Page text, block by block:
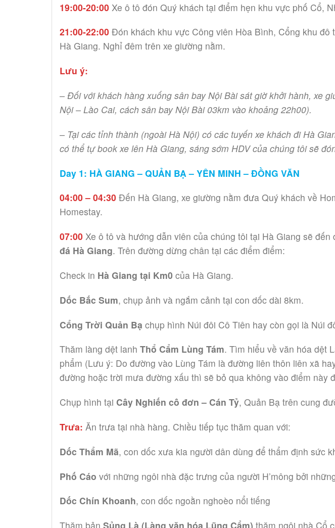
19:00-20:00 Xe ô tô đón Quý khách tại điểm hẹn khu vực phố Cổ,
21:00-22:00 Đón khách khu vực Công viên Hòa Bình, Cổng khu
Hà Giang. Nghỉ đêm trên xe giường nằm.
Lưu ý:
– Đối với khách hàng xuống sân bay Nội Bài sát giờ khởi hành, xe
Nội – Lào Cai, cách sân bay Nội Bài 03km vào khoảng 22h00).
– Tại các tỉnh thành (ngoài Hà Nội) có các tuyến xe khách đi Hà
có thể tự book xe lên Hà Giang, sáng sớm HDV của chúng tôi sẽ
Day 1: HÀ GIANG – QUẢN BẠ – YÊN MINH – ĐỒNG VĂN
04:00 – 04:30 Đến Hà Giang, xe giường nằm đưa Quý khách về
Homestay.
07:00 Xe ô tô và hướng dẫn viên của chúng tôi tại Hà Giang sẽ
đá Hà Giang. Trên đường dừng chân tại các điểm điểm:
Check in Hà Giang tại Km0 của Hà Giang.
Dốc Bắc Sum, chụp ảnh và ngắm cảnh tại con dốc dài 8km.
Cổng Trời Quản Bạ chụp hình Núi đôi Cô Tiên hay còn gọi là Núi
Thăm làng dệt lanh Thổ Cẩm Lùng Tám. Tìm hiểu về văn hóa dệt
phẩm (Lưu ý: Do đường vào Lùng Tám là đường liên thôn liên xã
đường hoặc trời mưa đường xấu thì sẽ bỏ qua không vào điểm này
Chụp hình tại Cây Nghiến cô đơn – Cán Tỷ, Quản Bạ trên cung
Trưa: Ăn trưa tại nhà hàng. Chiều tiếp tục thăm quan với:
Dốc Thẩm Mã, con dốc xưa kia người dân dùng để thẩm định sức
Phố Cáo với những ngôi nhà đặc trưng của người H’mông bởi
Dốc Chín Khoanh, con dốc ngoằn nghoèo nổi tiếng
Thăm bản Sủng Là (Làng văn hóa Lũng Cẩm) thăm ngôi nhà Cổ